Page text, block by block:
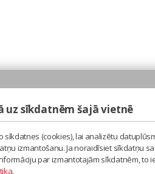
uz sīkdatnēm šajā vietnē
sīkdatnes (cookies), lai analizētu
izmantošanu. Ja noraidīsiet sīkdatņu
par izmantotajām sīkdatnēm,
.